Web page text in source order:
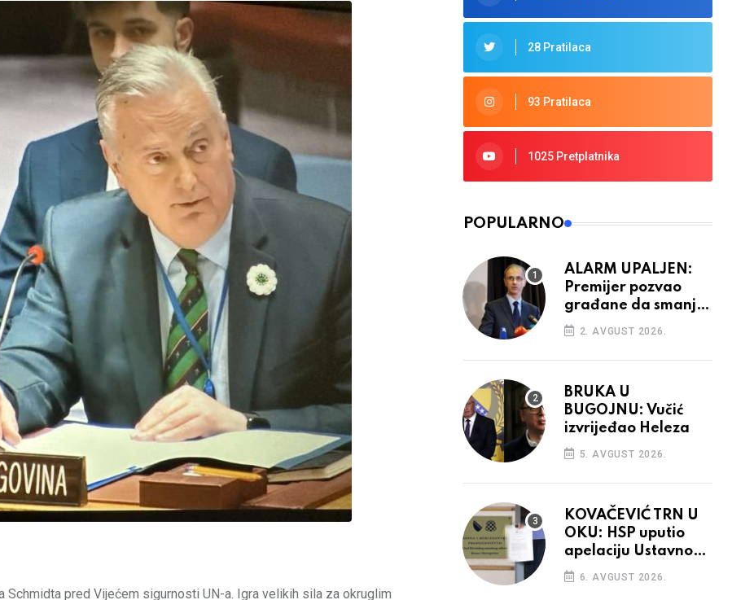
pred Vijećem sigurnosti UN-a. Igra velikih sila za okruglim
28 Pratilaca
93 Pratilaca
1025 Pretplatnika
POPULARNO
ALARM UPALJEN:
Premijer pozvao
građane da smanje
potrošnju struje
2. AVGUST 2026.
BRUKA U
BUGOJNU: Vučić
izvrijeđao Heleza
5. AVGUST 2026.
KOVAČEVIĆ TRN U
OKU: HSP uputio
apelaciju Ustavnom
sudu BiH
6. AVGUST 2026.